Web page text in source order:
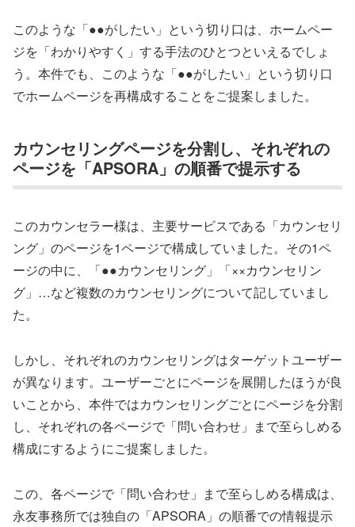
このような「●●がしたい」という切り口は、ホームペー
ジを「わかりやすく」する手法のひとつといえるでしょ
う。本件でも、このような「●●がしたい」という切り口
でホームページを再構成することをご提案しました。
カウンセリングページを分割し、それぞれの
ページを「APSORA」の順番で提示する
このカウンセラー様は、主要サービスである「カウンセリ
ング」のページを1ページで構成していました。その1ペ
ージの中に、「●●カウンセリング」「××カウンセリン
グ」…など複数のカウンセリングについて記していまし
た。
しかし、それぞれのカウンセリングはターゲットユーザー
が異なります。ユーザーごとにページを展開したほうが良
いことから、本件ではカウンセリングごとにページを分割
し、それぞれの各ページで「問い合わせ」まで至らしめる
構成にするようにご提案しました。
この、各ページで「問い合わせ」まで至らしめる構成は、
永友事務所では独自の「APSORA」の順番での情報提示